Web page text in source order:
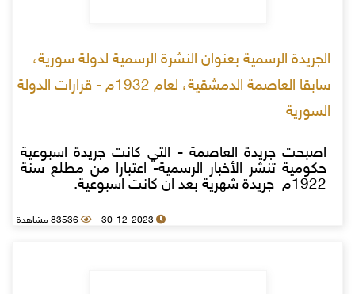
الجريدة الرسمية بعنوان النشرة الرسمية لدولة سورية،
سابقا العاصمة الدمشقية، لعام 1932م - قرارات الدولة
السورية
اصبحت جريدة العاصمة - التي كانت جريدة اسبوعية
حكومية تنشر الأخبار الرسمية- اعتبارا من مطلع سنة
1922م جريدة شهرية بعد ان كانت اسبوعية.
30-12-2023 83536 مشاهدة